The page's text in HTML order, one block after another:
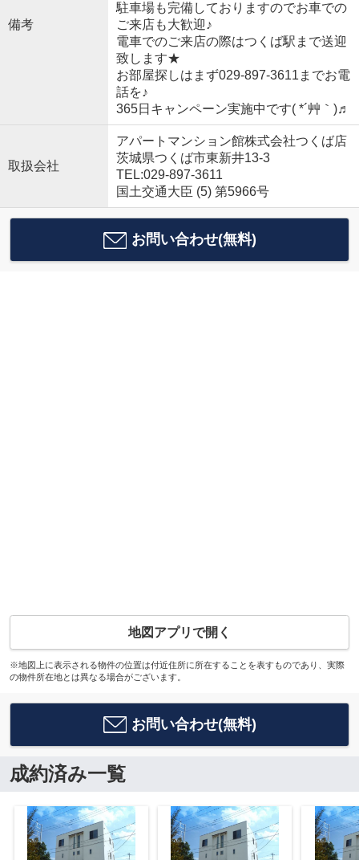
備考
駐車場も完備しておりますのでお車での
ご来店も大歓迎♪
電車でのご来店の際はつくば駅まで送迎
致します★
お部屋探しはまず029-897-3611までお電
話を♪
365日キャンペーン実施中です( *´艸｀)♬
取扱会社
アパートマンション館株式会社つくば店
茨城県つくば市東新井13-3
TEL:029-897-3611
国土交通大臣 (5) 第5966号
お問い合わせ(無料)
地図アプリで開く
※地図上に表示される物件の位置は付近住所に所在することを表すものであり、実際
の物件所在地とは異なる場合がございます。
お問い合わせ(無料)
成約済み一覧